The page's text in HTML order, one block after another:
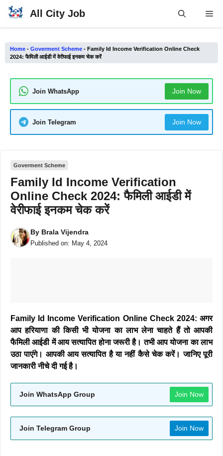
Skip
All City Job
Home - Goverment Scheme - Family Id Income Verification Online Check
2024: फैमिली आईडी में वेरीफाई इनकम चेक करें
Join WhatsApp Join Now
Join Telegram Join Now
Goverment Scheme
Family Id Income Verification
Online Check 2024: फैमिली आईडी में
वेरीफाई इनकम चेक करें
By Brala Vijendra
Published on: May 4, 2024
Family Id Income Verification Online Check 2024: अगर
आप हरियाणा की किसी भी योजना का लाभ लेना चाहते हैं तो आपकी
फैमिली आईडी में आय सत्यापित होना जरूरी है। तभी आप योजना का लाभ
उठा पाएंगे। आपकी आय सत्यापित है या नहीं कैसे चेक करें। जानिए पूरी
जानकारी नीचे दी गई है।
Join WhatsApp Group Join Now
Join Telegram Group Join Now